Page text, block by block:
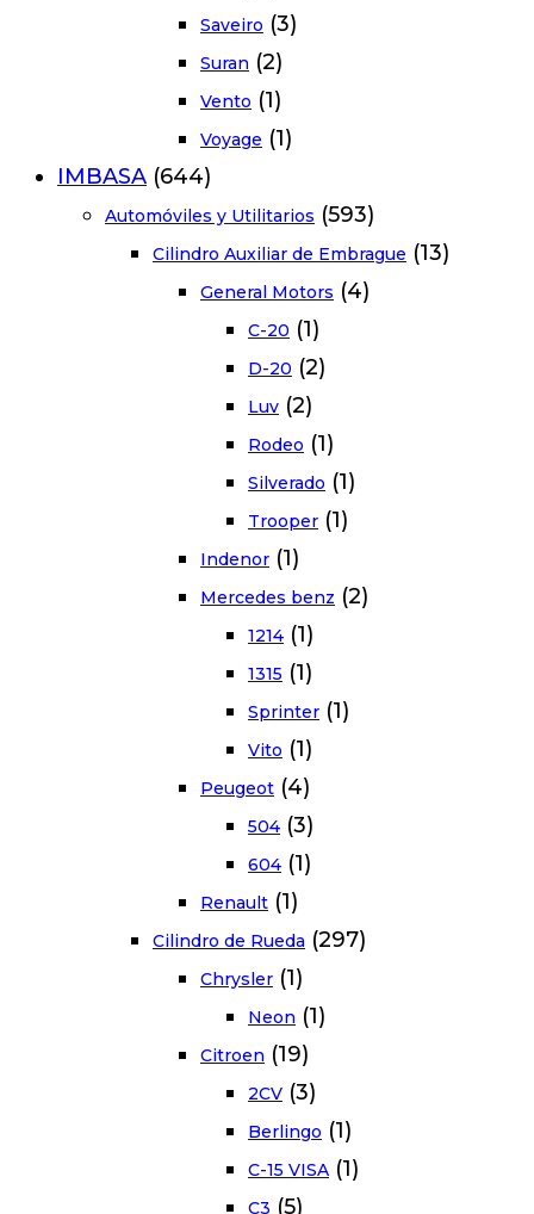
Saveiro (3)
Suran (2)
Vento (1)
Voyage (1)
IMBASA (644)
Automóviles y Utilitarios (593)
Cilindro Auxiliar de Embrague (13)
General Motors (4)
C-20 (1)
D-20 (2)
Luv (2)
Rodeo (1)
Silverado (1)
Trooper (1)
Indenor (1)
Mercedes benz (2)
1214 (1)
1315 (1)
Sprinter (1)
Vito (1)
Peugeot (4)
504 (3)
604 (1)
Renault (1)
Cilindro de Rueda (297)
Chrysler (1)
Neon (1)
Citroen (19)
2CV (3)
Berlingo (1)
C-15 VISA (1)
C3 (5)